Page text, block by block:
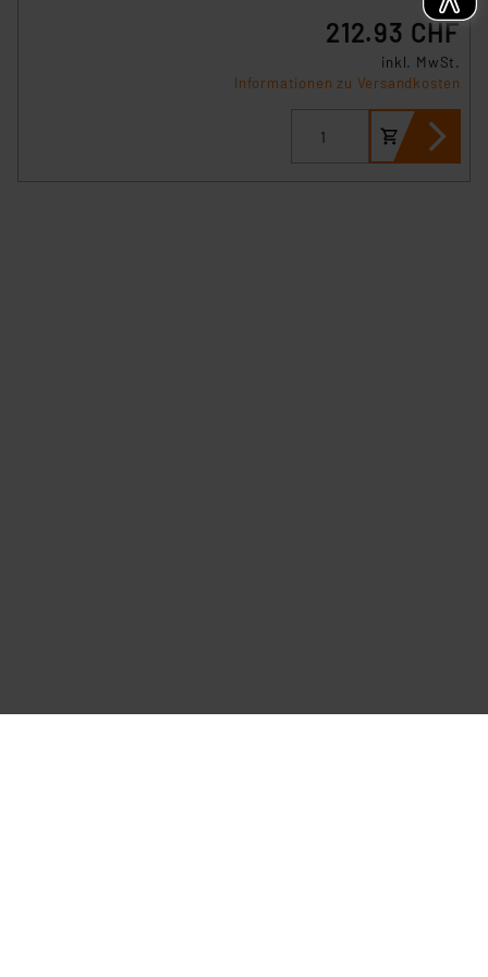
212.93 CHF
inkl. MwSt.
Informationen zu Versandkosten